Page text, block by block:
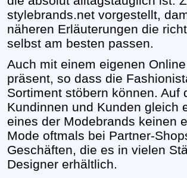
stylebrands.net vorgestellt,
näheren Erläuterungen die
selbst am besten passen.
Auch mit einem eigenen
präsent, so dass die
Sortiment stöbern können.
Kundinnen und Kunden gleich
eines der Modebrands keinen
Mode oftmals bei Partner-
Geschäften, die es in vielen
Designer erhältlich.